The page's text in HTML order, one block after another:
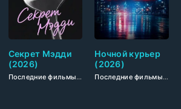
Новинки кино 2026/Фильмы смотреть/Фильмы
Секрет Мэдди
(2026)
Последние фильмы
/ Новинки кино 2026/
Ночной курьер
(2026)
Последние фильмы
/